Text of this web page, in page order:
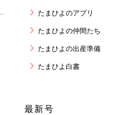
たまひよのアプリ
たまひよの仲間たち
たまひよの出産準備
たまひよ白書
最新号